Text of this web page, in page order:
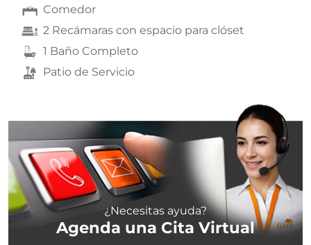
Comedor
2 Recámaras con espacio para clóset
1 Baño Completo
Patio de Servicio
¿Necesitas ayuda?
Agenda una Cita Virtual